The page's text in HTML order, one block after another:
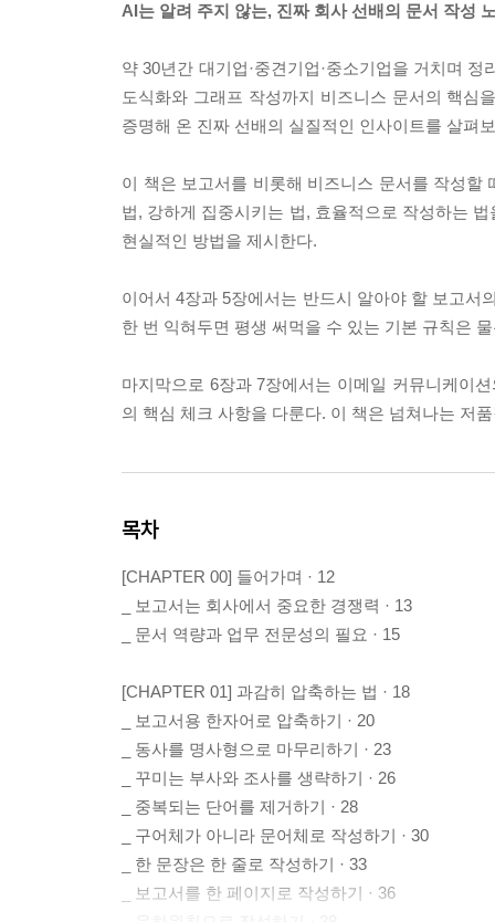
AI는 알려 주지 않는, 진짜 회사 선배의 문서 작성
약 30년간 대기업·중견기업·중소기업을 거치며
도식화와 그래프 작성까지 비즈니스 문서의 핵심
증명해 온 진짜 선배의 실질적인 인사이트를 살펴
이 책은 보고서를 비롯해 비즈니스 문서를 작성
법, 강하게 집중시키는 법, 효율적으로 작성하는
현실적인 방법을 제시한다.
이어서 4장과 5장에서는 반드시 알아야 할 보고서
한 번 익혀두면 평생 써먹을 수 있는 기본 규칙은
마지막으로 6장과 7장에서는 이메일 커뮤니케이
의 핵심 체크 사항을 다룬다. 이 책은 넘쳐나는 저
목차
[CHAPTER 00] 들어가며 · 12
_ 보고서는 회사에서 중요한 경쟁력 · 13
_ 문서 역량과 업무 전문성의 필요 · 15
[CHAPTER 01] 과감히 압축하는 법 · 18
_ 보고서용 한자어로 압축하기 · 20
_ 동사를 명사형으로 마무리하기 · 23
_ 꾸미는 부사와 조사를 생략하기 · 26
_ 중복되는 단어를 제거하기 · 28
_ 구어체가 아니라 문어체로 작성하기 · 30
_ 한 문장은 한 줄로 작성하기 · 33
_ 보고서를 한 페이지로 작성하기 · 36